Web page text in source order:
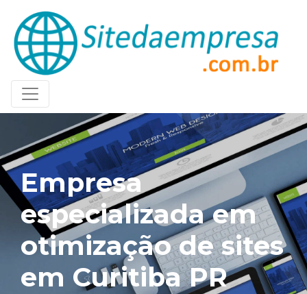
Empresa
especializada em
otimização de sites
em Curitiba PR